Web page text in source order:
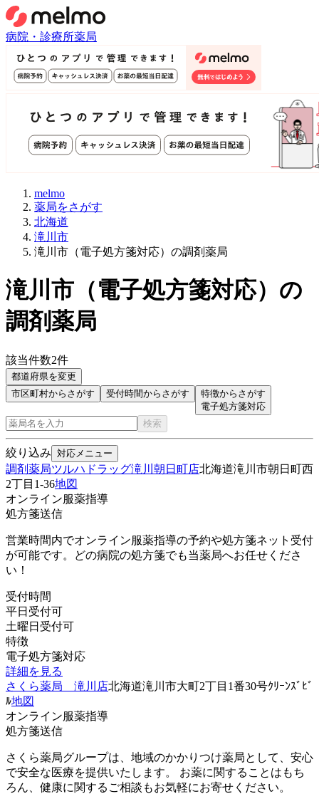
病院・診療所薬局
melmo
薬局をさがす
北海道
滝川市
滝川市（電子処方箋対応）の調剤薬局
滝川市 （電子処方箋対応） の
調剤薬局
該当件数2件
都道府県を変更
市区町村からさがす
受付時間からさがす
特徴からさがす
電子処方箋対応
検索
絞り込み 対応メニュー
調剤薬局ツルハドラッグ滝川朝日町店北海道滝川市朝日町西
2丁目1-36地図
オンライン服薬指導
処方箋送信
営業時間内でオンライン服薬指導の予約や処方箋ネット受付
が可能です。どの病院の処方箋でも当薬局へお任せくださ
い！
受付時間
平日受付可
土曜日受付可
特徴
電子処方箋対応
詳細を見る
さくら薬局 滝川店北海道滝川市大町2丁目1番30号ｸﾘｰﾝｽﾞﾋﾞ
ﾙ地図
オンライン服薬指導
処方箋送信
さくら薬局グループは、地域のかかりつけ薬局として、安心
で安全な医療を提供いたします。 お薬に関することはもち
ろん、健康に関するご相談もお気軽にお寄せください。